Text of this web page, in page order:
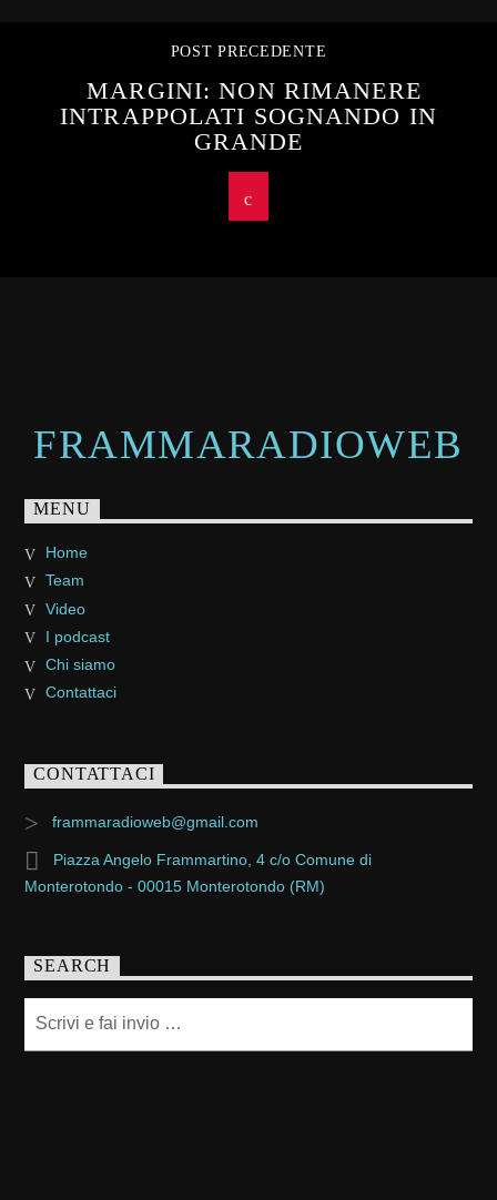
POST PRECEDENTE
MARGINI: NON RIMANERE
INTRAPPOLATI SOGNANDO IN
GRANDE
FRAMMARADIOWEB
MENU
Home
Team
Video
I podcast
Chi siamo
Contattaci
CONTATTACI
frammaradioweb@gmail.com
Piazza Angelo Frammartino, 4 c/o Comune di
Monterotondo - 00015 Monterotondo (RM)
SEARCH